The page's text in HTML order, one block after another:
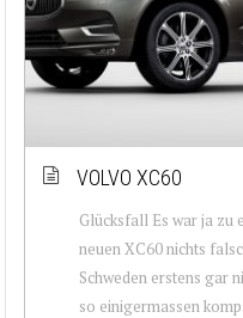
VOLVO XC60
Glücksfall Es war ja zu
neuen XC60 nichts
Schweden erstens gar
so einigermassen